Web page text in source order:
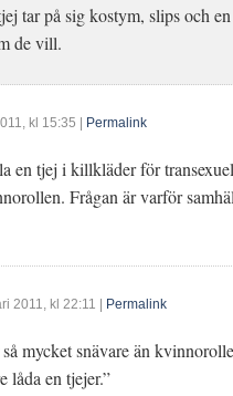
tar på sig kostym, slips och
de vill.
, kl 15:35 Permalink
en tjej i killkläder för
Frågan är varför
2011, kl 22:11 Permalink
mycket snävare än
låda en tjejer.”